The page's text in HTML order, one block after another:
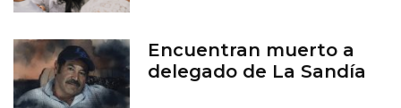
Encuentran muerto a
delegado de La Sandía